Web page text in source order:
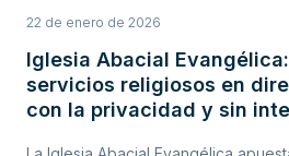
22 de enero de 2026
Iglesia Abacial
servicios religiosos en
con la privacidad y sin